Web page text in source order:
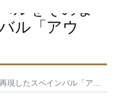
ルをそのま
ル「アウ
たスペインバル「アウパ」